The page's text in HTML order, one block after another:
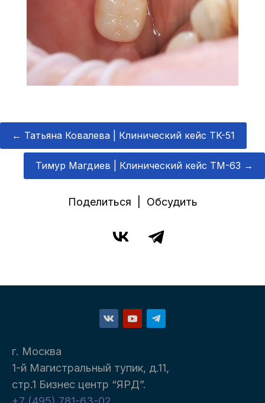
← Татьяна Ковалева | Клинический кейс TK-51
Тимур Магдиев | Клинический кейс TM-63 →
Поделиться | Обсудить
г. Москва
1-й Магистральный тупик, д.11,
стр.1 Бизнес центр “ЯРД”.